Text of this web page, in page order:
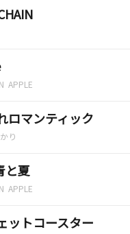
APPLE
ロマンティック
り
と夏
APPLE
ットコースター